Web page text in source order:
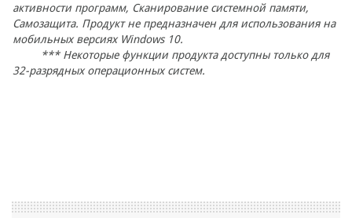
активности программ, Сканирование системной памяти,
Самозащита. Продукт не предназначен для использования на
мобильных версиях Windows 10.
*** Некоторые функции продукта доступны только для
32-разрядных операционных систем.